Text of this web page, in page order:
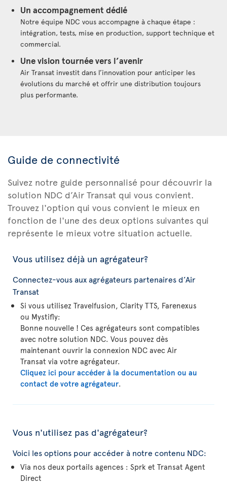
Un accompagnement dédié
Notre équipe NDC vous accompagne à chaque étape :
intégration, tests, mise en production, support technique et
commercial.
Une vision tournée vers l’avenir
Air Transat investit dans l’innovation pour anticiper les
évolutions du marché et offrir une distribution toujours
plus performante.
Guide de connectivité
Suivez notre guide personnalisé pour découvrir la
solution NDC d’Air Transat qui vous convient.
Trouvez l'option qui vous convient le mieux en
fonction de l'une des deux options suivantes qui
représente le mieux votre situation actuelle.
Vous utilisez déjà un agrégateur?
Connectez-vous aux agrégateurs partenaires d’Air
Transat
Si vous utilisez Travelfusion, Clarity TTS, Farenexus
ou Mystifly:
Bonne nouvelle ! Ces agrégateurs sont compatibles
avec notre solution NDC. Vous pouvez dès
maintenant ouvrir la connexion NDC avec Air
Transat via votre agrégateur.
Cliquez ici pour accéder à la documentation ou au
contact de votre agrégateur.
Vous n'utilisez pas d'agrégateur?
Voici les options pour accéder à notre contenu NDC:
Via nos deux portails agences : Sprk et Transat Agent
Direct